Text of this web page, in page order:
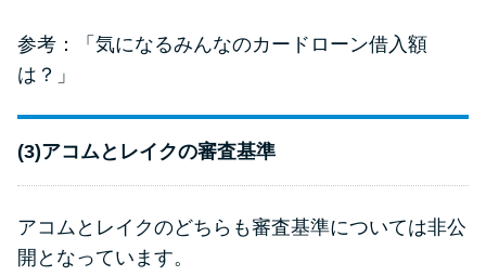
参考：
「気になるみんなのカードローン借入額
は？」
(3)アコムとレイクの審査基準
アコムとレイクのどちらも審査基準については非公
開となっています。